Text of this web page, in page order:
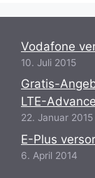
Vodafone
10. Juli 2015
Gratis-
LTE-
22. Januar 2015
E-Plus
6. April 2014